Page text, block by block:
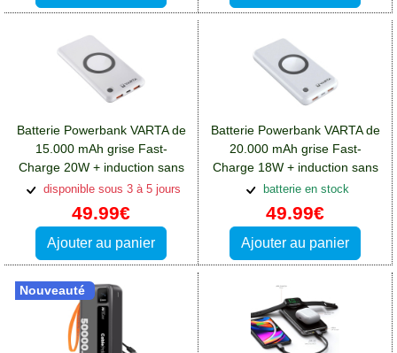
Batterie Powerbank VARTA de
15.000 mAh grise Fast-
Charge 20W + induction sans
fil:Batterie Xiaomi Redmi Note
12(5G)
disponible sous 3 à 5 jours
49.99€
Ajouter au panier
Batterie Powerbank VARTA de
20.000 mAh grise Fast-
Charge 18W + induction sans
fil:Batterie Xiaomi Redmi Note
12(5G)
batterie en stock
49.99€
Ajouter au panier
Nouveauté